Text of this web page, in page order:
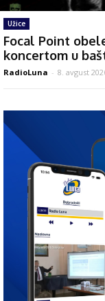
Užice
Focal Point
koncertom u
RadioLuna - 8. avgust